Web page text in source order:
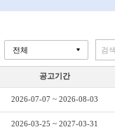
공고기간
2026-07-07 ~ 2026-08-03
2026-03-25 ~ 2027-03-31